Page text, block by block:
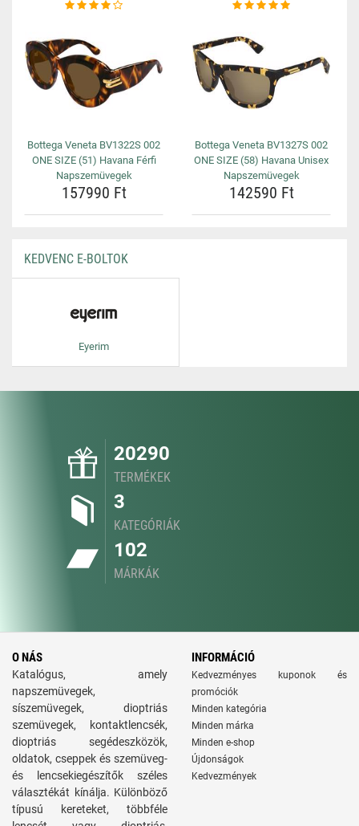
Bottega Veneta BV1322S 002
ONE SIZE (51) Havana Férfi
Napszemüvegek
157990 Ft
Bottega Veneta BV1327S 002
ONE SIZE (58) Havana Unisex
Napszemüvegek
142590 Ft
KEDVENC E-BOLTOK
Eyerim
20290
TERMÉKEK
3
KATEGÓRIÁK
102
MÁRKÁK
O NÁS
Katalógus, amely
napszemüvegek,
síszemüvegek, dioptriás
szemüvegek, kontaktlencsék,
dioptriás segédeszközök,
oldatok, cseppek és szemüveg-
és lencsekiegészítők széles
választékát kínálja. Különböző
típusú kereteket, többféle
INFORMÁCIÓ
Kedvezményes kuponok és
promóciók
Minden kategória
Minden márka
Minden e-shop
Újdonságok
Kedvezmények